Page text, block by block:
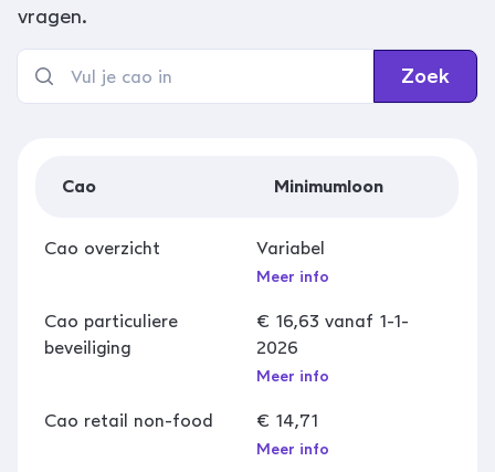
vragen.
Zoek
Cao Minimumloon
Cao overzicht Variabel
Meer info
Cao particuliere
beveiliging
€ 16,63 vanaf 1-1-
2026
Meer info
Cao retail non-food € 14,71
Meer info